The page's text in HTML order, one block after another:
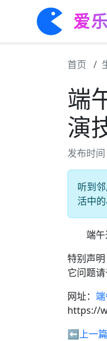
爱
首页
端
演
发布时
听到
活中
端午这
特别声
它问题
网址：
https://
⬅️上一篇